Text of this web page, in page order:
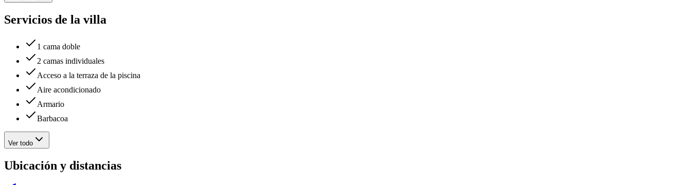
Servicios de la villa
1 cama doble
2 camas individuales
Acceso a la terraza de la piscina
Aire acondicionado
Armario
Barbacoa
Ver todo
Ubicación y distancias